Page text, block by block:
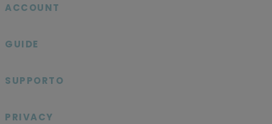
ACCOUNT
GUIDE
SUPPORTO
PRIVACY